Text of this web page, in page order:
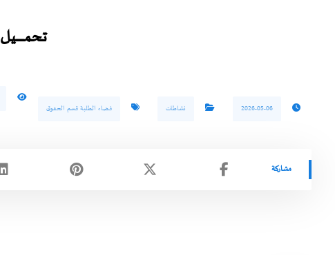
تحمـــــــــــيل
2026-05-06 نشاطات فضاء الطلبة قسم الحقوق